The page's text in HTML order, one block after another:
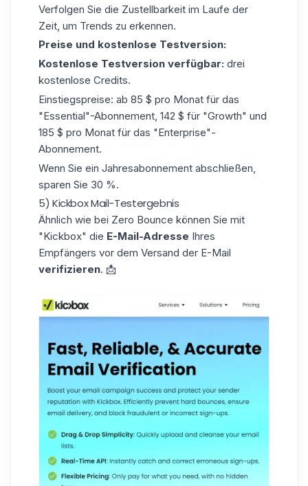
Verfolgen Sie die Zustellbarkeit im Laufe der
Zeit, um Trends zu erkennen.
Preise und kostenlose Testversion:
Kostenlose Testversion verfügbar: drei
kostenlose Credits.
Einstiegspreise: ab 85 $ pro Monat für das
"Essential"-Abonnement, 142 $ für "Growth" und
185 $ pro Monat für das "Enterprise"-
Abonnement.
Wenn Sie ein Jahresabonnement abschließen,
sparen Sie 30 %.
5) Kickbox Mail-Testergebnis
Ähnlich wie bei Zero Bounce können Sie mit
"Kickbox" die E-Mail-Adresse Ihres
Empfängers vor dem Versand der E-Mail
verifizieren. 📩